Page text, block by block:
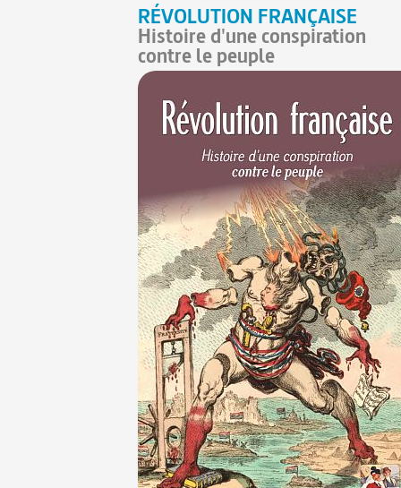
RÉVOLUTION FRANÇAISE
Histoire d'une conspiration
contre le peuple